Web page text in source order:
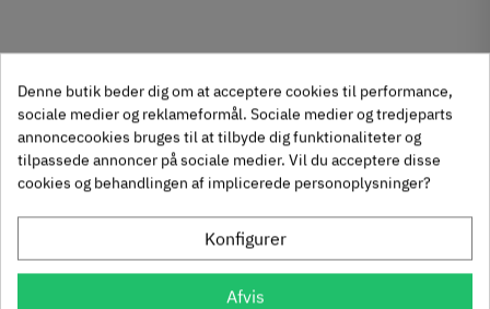
Produktegenskaber
MærkerHaefele
Reference106.70.520
På lager 0 Enhed
Produktinformation
Materiale
Anmeldelser
Anmeldelser (0)
Andre købte også
Denne butik beder dig om at acceptere cookies til performance,
sociale medier og reklameformål. Sociale medier og tredjeparts
annoncecookies bruges til at tilbyde dig funktionaliteter og
tilpassede annoncer på sociale medier. Vil du acceptere disse
cookies og behandlingen af implicerede personoplysninger?
Konfigurer
Afvis